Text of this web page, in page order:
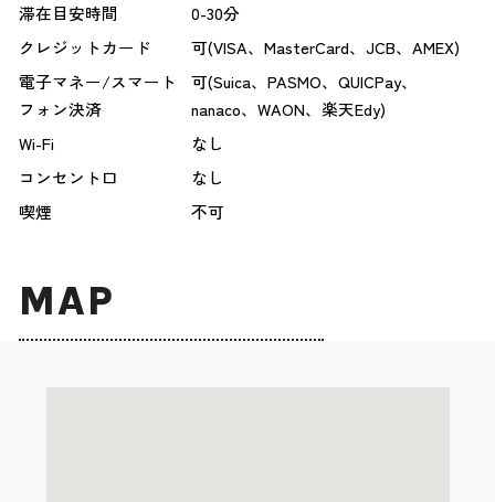
滞在目安時間
0-30分
クレジットカード
可(VISA、MasterCard、JCB、AMEX)
電子マネー/スマート
フォン決済
可(Suica、PASMO、QUICPay、
nanaco、WAON、楽天Edy)
Wi-Fi
なし
コンセント口
なし
喫煙
不可
MAP